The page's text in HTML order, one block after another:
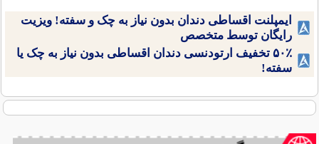
ایمپلنت اقساطی دندان بدون نیاز به چک و سفته! ویزیت
رایگان توسط متخصص
۵۰٪ تخفیف ارتودنسی دندان اقساطی بدون نیاز به چک یا
سفته!